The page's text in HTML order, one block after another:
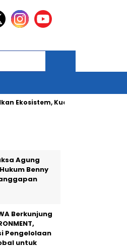
Ekosistem, Kualitas, dan Inovasi
Agung
Benny
Berkunjung
Pengelolaan
untuk